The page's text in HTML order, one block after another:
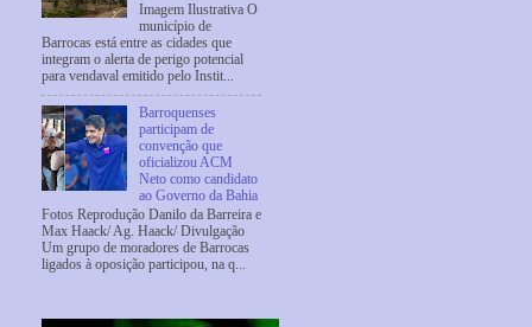
Imagem Ilustrativa O
município de
Barrocas está entre as cidades que
integram o alerta de perigo potencial
para vendaval emitido pelo Instit...
Barroquenses
participam de
convenção que
oficializou ACM
Neto como candidato
ao Governo da Bahia
Fotos Reprodução Danilo da Barreira e
Max Haack/ Ag. Haack/ Divulgação
Um grupo de moradores de Barrocas
ligados à oposição participou, na q...